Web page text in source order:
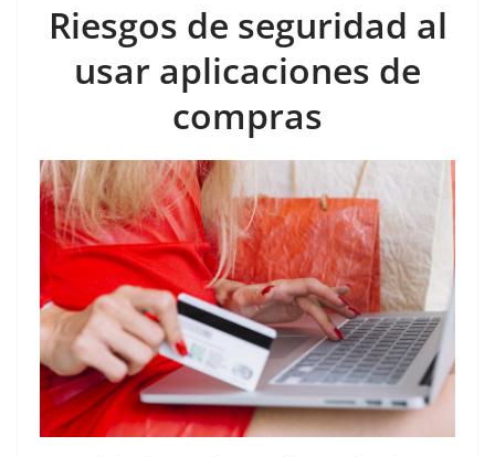
Riesgos de seguridad al
usar aplicaciones de
compras